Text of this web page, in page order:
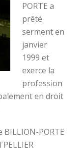
PORTE a
prêté
serment en
janvier
1999 et
exerce la
profession
en droit
PORTE